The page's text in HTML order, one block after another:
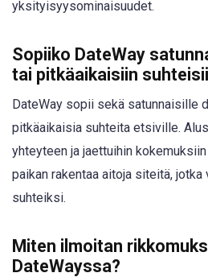
yksityisyysominaisuudet.
Sopiiko DateWay
tai pitkäaikaisiin
DateWay sopii sekä satunnaisille
pitkäaikaisia suhteita etsiville.
yhteyteen ja jaettuihin
paikan rakentaa aitoja siteitä,
suhteiksi.
Miten ilmoitan
DateWayssa?